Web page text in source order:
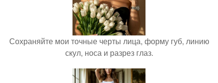
Сохраняйте мои точные черты лица, форму губ, линию
скул, носа и разрез глаз.